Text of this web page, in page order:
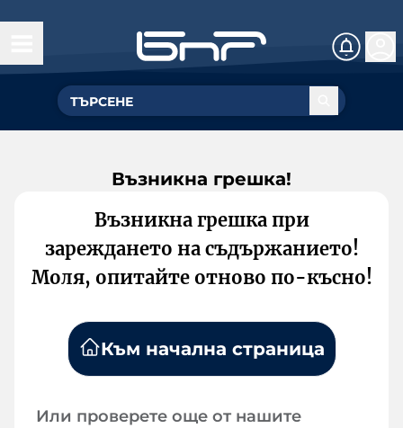
Възникна грешка!
Възникна грешка при
зареждането на съдържанието!
Моля, опитайте отново по-късно!
Към начална страница
Или проверете още от нашите